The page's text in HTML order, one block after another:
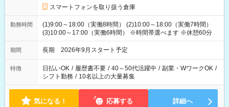
スマートフォンを取り扱う倉庫
勤務時間
(1)9:00～18:00（実働8時間） (2)10:00～18:00（実働7時間）
(3)10:00～17:00（実働6時間） ※時間帯選べます ※休憩60分
期間 長期 2026年9月スタート予定
特徴 日払いOK / 履歴書不要 / 40～50代活躍中 / 副業・WワークOK /
シフト勤務 / 10名以上の大量募集
気になる！ 応募する 詳細へ